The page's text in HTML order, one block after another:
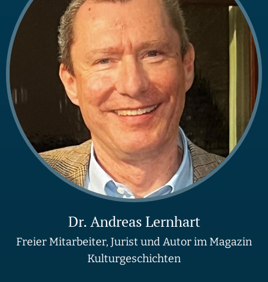
Dr. Andreas Lernhart
Freier Mitarbeiter, Jurist und Autor im Magazin
Kulturgeschichten